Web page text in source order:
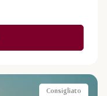
Consigliato